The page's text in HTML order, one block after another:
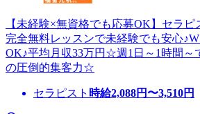
【未経験×無資格でも応募OK】セラ
完全無料レッスンで未経験でも安心
OK♪平均月収33万円☆週1日～1時間～
の圧倒的集客力☆
セラピスト 時給2,088円〜3,510円